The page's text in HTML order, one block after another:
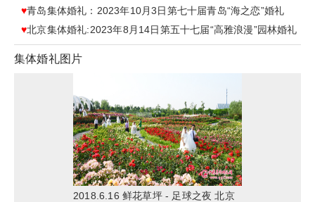
♥青岛集体婚礼：2023年10月3日第七十届青岛“海之恋”婚礼
♥北京集体婚礼:2023年8月14日第五十七届“高雅浪漫”园林婚礼
集体婚礼图片
2018.6.16 鲜花草坪 - 足球之夜 北京